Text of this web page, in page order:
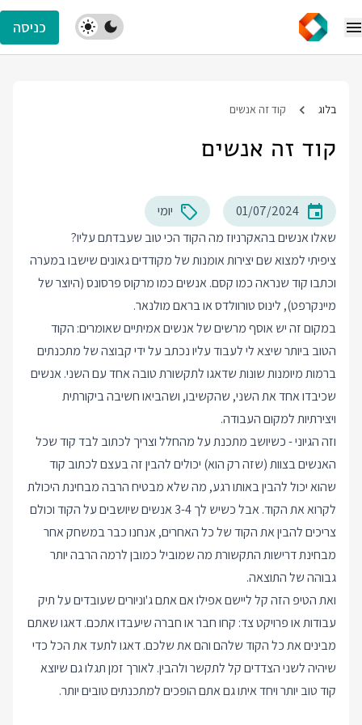
כניסה
בלוג קוד זה אנשים
קוד זה אנשים
01/07/2024
יומי
שאלו אנשיםבהאקרניוזמה הקוד הכי טוב שעבדתם עליו?
ציפיתי למצוא שם יצירות אומנות של מקודדים גאונים שישבו במערה
וכתבו קוד שנראה כמו קסם. אנשים כמו מרקוס פרסונס (היוצר של
מיינקרפט), לינוס טורוולדס או בראם מולנאר.
במקום זה יש אוסף מרשים של אנשים אמיתיים שאומרים: הקוד
הטוב ביותר שיצא לי לעבוד עליו נכתב על ידי קבוצה של מתכנתים
ברמות מיומנות שונות שדאגו לתקשורת טובה אחד עם השני. אנשים
שכיבדו אחד את השני, שהקשיבו, ושהביאו חשיבה ביקורתית
ויצירתיות למקום העבודה.
וזה הגיוני - כשיושב מתכנת על מהחלל וצריך לכתוב לבד קוד שכל
האנשים בצוות (שזה רק הוא) יכולים להבין זה בעצם לכתוב קוד
שהוא יכול להבין באותו רגע, מה שלא מבטיח הרבה מבחינת היכולת
לקרוא את הקוד. אבל כשיש לך 3-4 אנשים שיושבים על הקוד וכולם
צריכים להבין את הקוד של כל האחרים, אנחנו כבר במשחק אחר
מבחינת דרישות התקשורת מה שמוביל כמובן לרמה הרבה יותר
גבוהה של התוצאה.
ואת הטיפ הזה קל ליישם אפילו אם אתם ג'וניורים שעובדים על תיק
עבודות או פרויקט צד: קחו חבר או חברה שיעבדו אתכם. דאגו שאתם
מבינים את כל הקוד שלהם והם את שלכם. דאגו לתעד את הכל כדי
שיהיה לשני הצדדים קל לתקשר ולהבין. לאורך זמן תגלו גם שיוצא
קוד טוב יותר ויחד איתו גם אתם הופכים למתכנתים טובים יותר.